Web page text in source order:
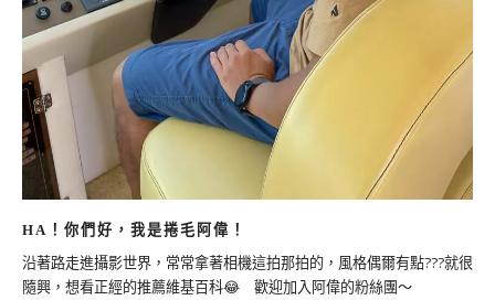
HA！你們好，我是捲毛阿偉！
沿著路走進攝影世界，常常拿著相機這拍那拍的，風格偶爾有點???就很
隨興，想看正經的推薦維基百科😂 歡迎加入阿偉的粉絲團～